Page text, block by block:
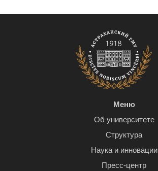
Меню
Об университете
Структура
Наука и инновации
Пресс-центр